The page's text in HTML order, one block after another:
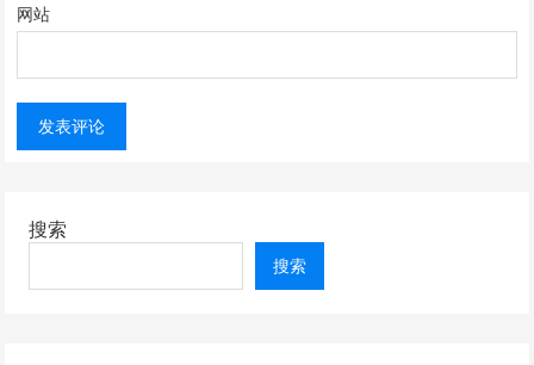
网站
搜索
搜索